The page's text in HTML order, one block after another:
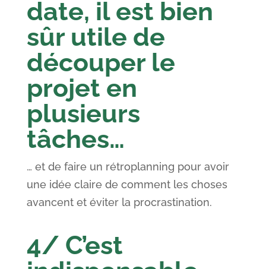
date, il est bien
sûr utile de
découper le
projet en
plusieurs
tâches…
… et de faire un rétroplanning pour avoir
une idée claire de comment les choses
avancent et éviter la procrastination.
4/ C’est